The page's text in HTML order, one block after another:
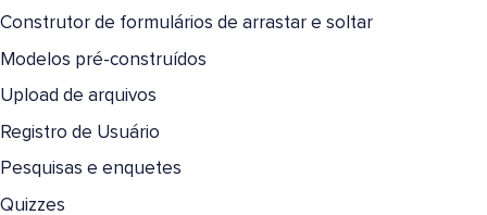
Construtor de formulários de arrastar e soltar
Modelos pré-construídos
Upload de arquivos
Registro de Usuário
Pesquisas e enquetes
Quizzes